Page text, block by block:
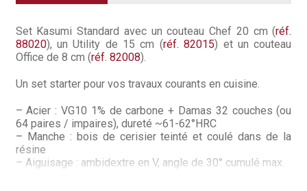
Thank you for booking
Tous les articles
Trouver mon couteau
Trouver mon magasin
Set Kasumi Standard avec un couteau Chef 20 cm (réf.
88020), un Utility de 15 cm (réf. 82015) et un couteau
Office de 8 cm (réf. 82008).
Un set starter pour vos travaux courants en cuisine.
– Acier : VG10 1% de carbone + Damas 32 couches (ou
64 paires / impaires), dureté ~61-62°HRC
– Manche : bois de cerisier teinté et coulé dans de la
résine
– Aiguisage : ambidextre en V, angle de 30° cumulé max.